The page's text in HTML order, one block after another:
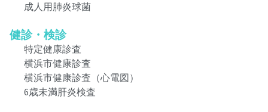
成人用肺炎球菌
健診・検診
特定健康診査
横浜市健康診査
横浜市健康診査（心電図）
6歳未満肝炎検査